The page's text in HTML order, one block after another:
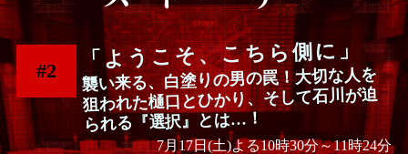
#2 「ようこそ、こちら側に」
襲い来る、白塗りの男の罠！大切な人を
狙われた樋口とひかり、そして石川が迫
られる『選択』とは…！
7月17日(土)よる10時30分～11時24分